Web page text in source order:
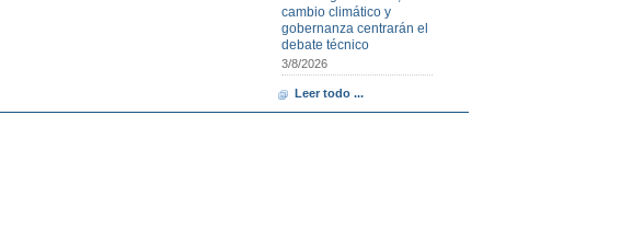
cambio climático y
gobernanza centrarán el
debate técnico
3/8/2026
Leer todo ...